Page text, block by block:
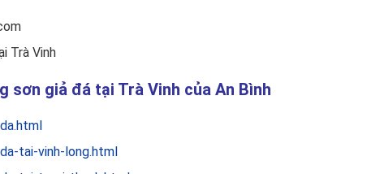
Trà Vinh
sơn giả đá tại Trà Vinh của An Bình
tai-vinh-long.html